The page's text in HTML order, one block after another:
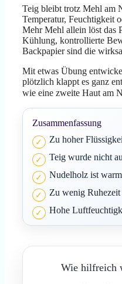
Teig bleibt trotz Mehl am
Temperatur, Feuchtigkeit
Mehr Mehl allein löst das
Kühlung, kontrollierte
Backpapier sind die
Mit etwas Übung
plötzlich klappt es ganz
wie eine zweite Haut am
Zusammenfassung
Zu hoher
Teig wurde nicht
Nudelholz ist
Zu wenig Ruhezeit
Hohe
Wie hilfreich